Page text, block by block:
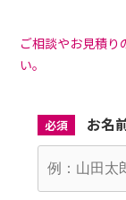
ご相談やお見積り
い。
必須 お名